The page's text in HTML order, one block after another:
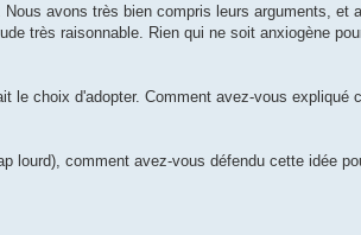
avons très bien compris leurs arguments, et
très raisonnable. Rien qui ne soit anxiogène
choix d'adopter. Comment avez-vous expliqué
lourd), comment avez-vous défendu cette idée